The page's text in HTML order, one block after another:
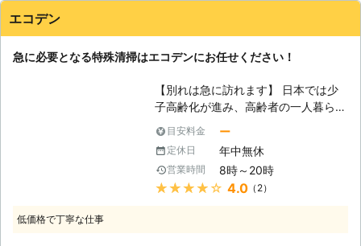
す。 他社に依頼したけど断られた場
合でも、一度特殊清掃隊までご相談く
のご相談を24時間365日年中無休で
承っております。 早朝や深夜でも、
お客様のご都合の良い時間帯にお電話
ましたら、無料で現地調査を行い、現
場の状況を確認後にその場でお見積り
をさせていただきます。 床上や浴室
エコデン
急に必要となる特殊清掃はエコデンにお任せください！
【別れは急に訪れます】 日本では少
子高齢化が進み、高齢者の一人暮らし
の方が増え続けています。人口の4人
に1人が65歳以上とされており、家族
との関係が希薄な方や独身の方の孤独
死が近年増え続けており、10人以内
には年間で10万人もの方々が孤独死
目安料金 ー
定休日 年中無休
営業時間 8時～20時
★★★★★ 4.0（2）
低価格で丁寧な仕事